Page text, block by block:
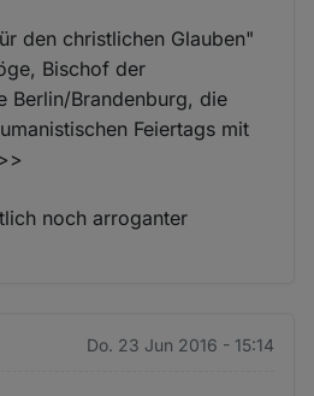
den christlichen Glauben"
Bischof der
Berlin/Brandenburg, die
Feiertags mit
noch arroganter
Do. 23 Jun 2016 - 15:14